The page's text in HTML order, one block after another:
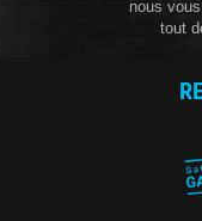
nous
tout